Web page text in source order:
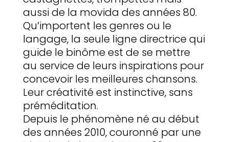
aussi de la movida des années 80.
Qu’importent les genres ou le
langage, la seule ligne directrice qui
guide le binôme est de se mettre
au service de leurs inspirations pour
concevoir les meilleures chansons.
Leur créativité est instinctive, sans
préméditation.
Depuis le phénomène né au début
des années 2010, couronné par une